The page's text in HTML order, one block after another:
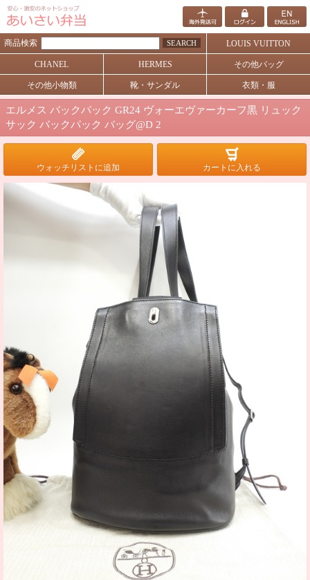
商品検索 SEARCH LOUIS VUITTON
CHANEL HERMES その他バッグ
その他小物類 靴・サンダル 衣類・服
エルメス バックパック GR24 ヴォーエヴァーカーフ黒 リュック
サック バックパック バッグ@D 2
ウォッチリストに追加 カートに入れる